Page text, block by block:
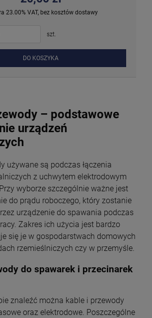
23.00% VAT, bez kosztów dostawy
szt.
DO KOSZYKA
– podstawowe
urządzeń
używane są podczas łączenia
z uchwytem elektrodowym
wyborze szczególnie ważne jest
do prądu roboczego, który zostanie
urządzenie do spawania podczas
Zakres ich użycia jest bardzo
się je w gospodarstwach domowych
rzemieślniczych czy w przemyśle.
do spawarek i przecinarek
znaleźć można kable i przewody
oraz elektrodowe. Poszczególne